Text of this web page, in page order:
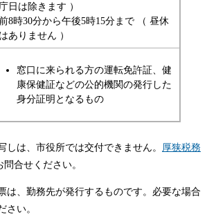
日は除きます ）
8時30分から午後5時15分まで （ 昼休
ありません ）
窓口に来られる方の運転免許証、健
康保健証などの公的機関の発行した
身分証明となるもの
しは、市役所では交付できません。 厚狭税務
問合せください。
は、勤務先が発行するものです。必要な場合
さい。